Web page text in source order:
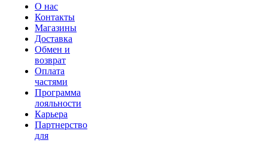
О нас
Контакты
Магазины
Доставка
Обмен и
возврат
Оплата
частями
Программа
лояльности
Карьера
Партнерство
для